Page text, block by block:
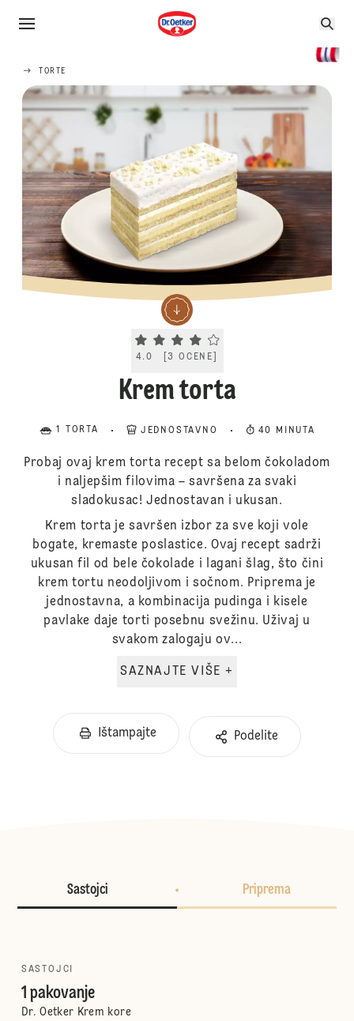
TORTE
Current rating 4.0. Click to rate.
4.0 [3 OCENE
Krem torta
1 TORTA JEDNOSTAVNO 40 MINUTA
Probaj ovaj krem torta recept sa belom čokoladom
i naljepšim filovima – savršena za svaki
sladokusac! Jednostavan i ukusan.
Krem torta je savršen izbor za sve koji vole
bogate, kremaste poslastice. Ovaj recept sadrži
ukusan fil od bele čokolade i lagani šlag, što čini
krem tortu neodoljivom i sočnom. Priprema je
jednostavna, a kombinacija pudinga i kisele
pavlake daje torti posebnu svežinu. Uživaj u
svakom zalogaju ov...
SAZNAJTE VIŠE +
Ištampajte Podelite
Sastojci Priprema
SASTOJCI
1 pakovanje
Dr. Oetker Krem kore